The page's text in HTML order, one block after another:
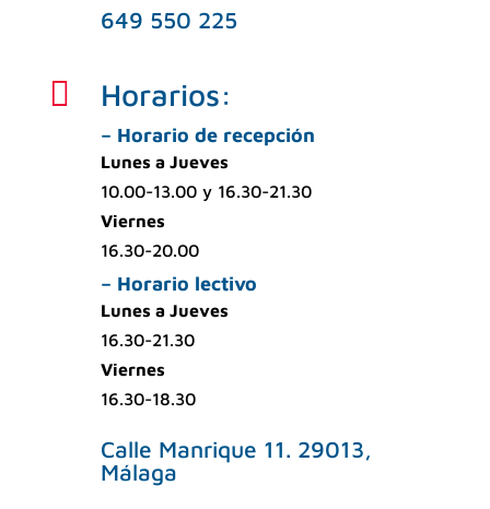
649 550 225
 Horarios:
– Horario de recepción
Lunes a Jueves
10.00-13.00 y 16.30-21.30
Viernes
16.30-20.00
– Horario lectivo
Lunes a Jueves
16.30-21.30
Viernes
16.30-18.30
Calle Manrique 11. 29013,
Málaga